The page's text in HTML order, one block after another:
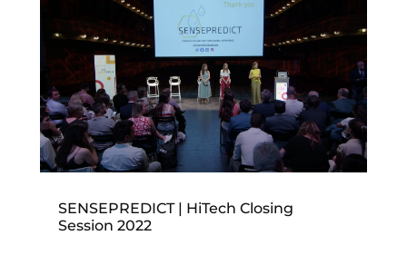
SENSEPREDICT | HiTech Closing
Session 2022